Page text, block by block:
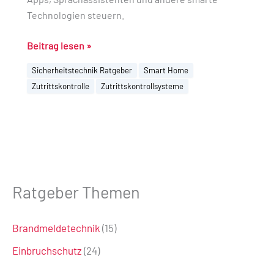
Technologien steuern.
Beitrag lesen »
Sicherheitstechnik Ratgeber
Smart Home
Zutrittskontrolle
Zutrittskontrollsysteme
Ratgeber Themen
Brandmeldetechnik (15)
Einbruchschutz (24)